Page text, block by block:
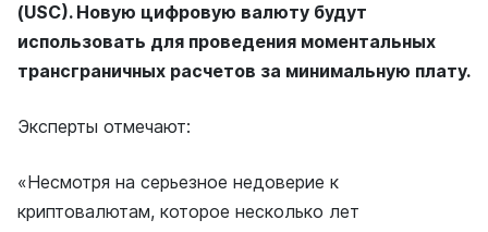
(USC). Новую цифровую валюту будут
использовать для проведения моментальных
трансграничных расчетов за минимальную плату.
Эксперты отмечают:
«Несмотря на серьезное недоверие к
криптовалютам, которое несколько лет